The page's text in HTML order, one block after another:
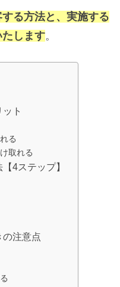
る方法と、実施する
します。
ト
る
取れる
4ステップ】
の注意点